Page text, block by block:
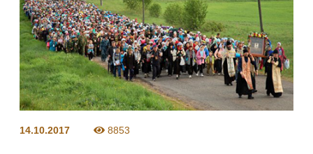
14.10.2017 8853